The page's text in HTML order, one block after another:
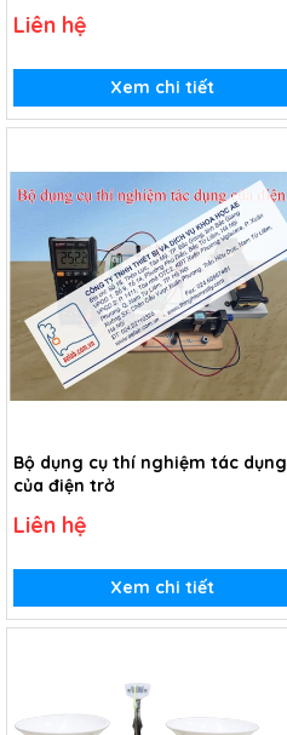
Liên hệ
Xem chi tiết
Bộ dụng cụ thí nghiệm tác dụng
của điện trở
Liên hệ
Xem chi tiết